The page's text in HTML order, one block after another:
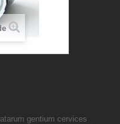
gentium cervices